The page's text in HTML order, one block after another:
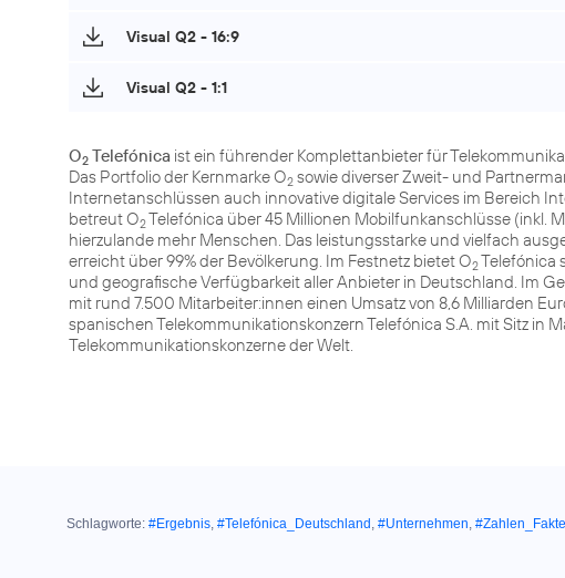
Visual Q2 - 16:9
Visual Q2 - 1:1
O2 Telefónica ist ein führender Komplettanbieter für
Das Portfolio der Kernmarke O2 sowie diverser Zweit- und
Internetanschlüssen auch innovative digitale Services im Bereich
betreut O2Telefónica über 45 Millionen Mobilfunkanschlüsse (inkl.
hierzulande mehr Menschen. Das leistungsstarke und vielfach
erreicht über 99% der Bevölkerung. Im Festnetz bietet O2Telefónica
und geografische Verfügbarkeit aller Anbieter in Deutschland. Im
mit rund 7.500 Mitarbeiter:innen einen Umsatz von 8,6 Milliarden
spanischen Telekommunikationskonzern Telefónica S.A. mit Sitz in
Telekommunikationskonzerne der Welt.
Schlagworte: #Ergebnis, #Telefónica_Deutschland , #Unternehmen,